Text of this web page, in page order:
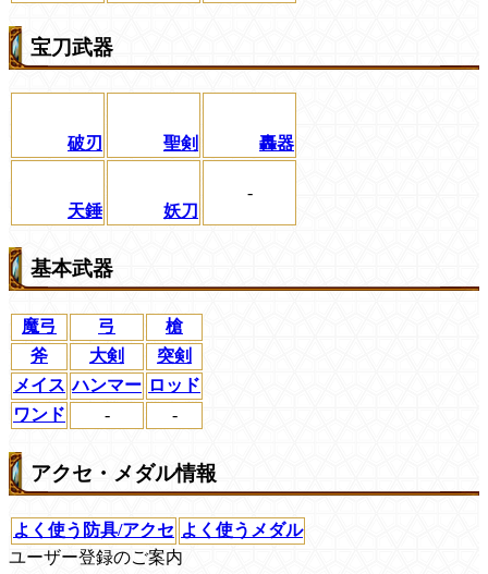
宝刀武器
破刃 聖剣 轟器
天錘 妖刀
-
基本武器
魔弓 弓
槍
斧
大剣
突剣
メイス ハンマー ロッド
ワンド
- -
アクセ・メダル情報
よく使う防具/アクセ よく使うメダル
ユーザー登録のご案内